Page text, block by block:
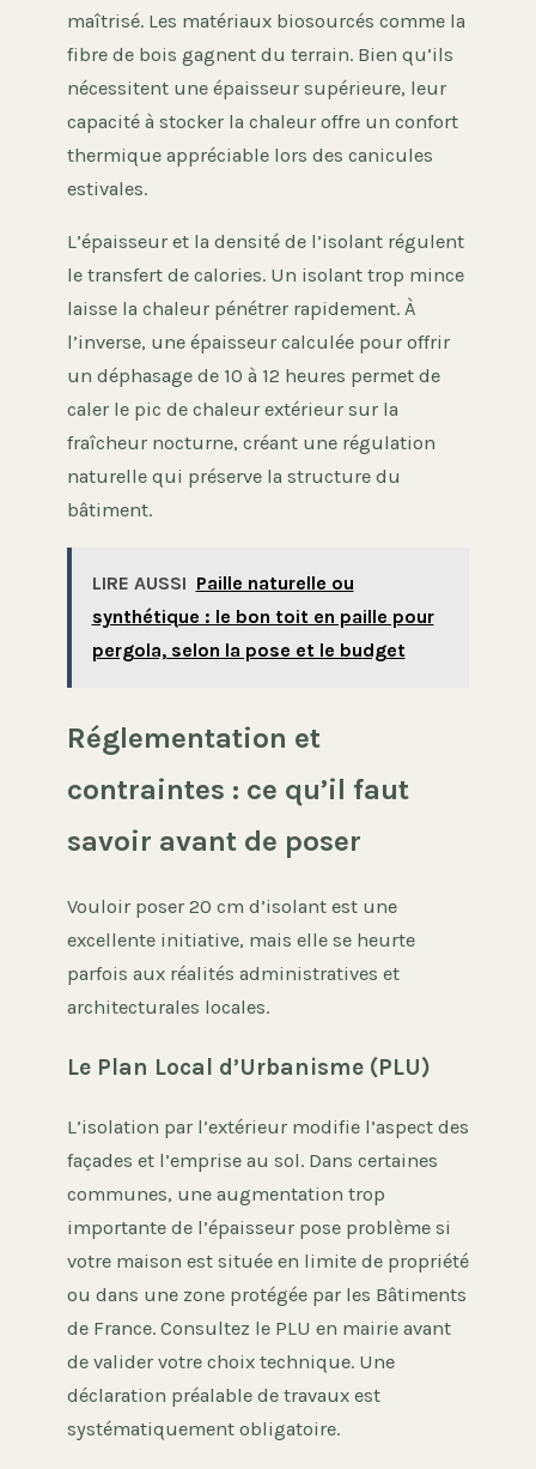
maîtrisé. Les matériaux biosourcés comme la
fibre de bois gagnent du terrain. Bien qu’ils
nécessitent une épaisseur supérieure, leur
capacité à stocker la chaleur offre un confort
thermique appréciable lors des canicules
estivales.
L’épaisseur et la densité de l’isolant régulent
le transfert de calories. Un isolant trop mince
laisse la chaleur pénétrer rapidement. À
l’inverse, une épaisseur calculée pour offrir
un déphasage de 10 à 12 heures permet de
caler le pic de chaleur extérieur sur la
fraîcheur nocturne, créant une régulation
naturelle qui préserve la structure du
bâtiment.
LIRE AUSSI Paille naturelle ou
synthétique : le bon toit en paille pour
pergola, selon la pose et le budget
Réglementation et
contraintes : ce qu’il faut
savoir avant de poser
Vouloir poser 20 cm d’isolant est une
excellente initiative, mais elle se heurte
parfois aux réalités administratives et
architecturales locales.
Le Plan Local d’Urbanisme (PLU)
L’isolation par l’extérieur modifie l’aspect des
façades et l’emprise au sol. Dans certaines
communes, une augmentation trop
importante de l’épaisseur pose problème si
votre maison est située en limite de propriété
ou dans une zone protégée par les Bâtiments
de France. Consultez le PLU en mairie avant
de valider votre choix technique. Une
déclaration préalable de travaux est
systématiquement obligatoire.